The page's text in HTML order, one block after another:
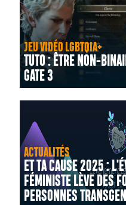
JEU VIDÉO LGBTQIA+
TUTO : ÊTRE NON-
GATE 3
ACTUALITÉS
ET TA CAUSE 2025 :
FÉMINISTE LÈVE DES
PERSONNES